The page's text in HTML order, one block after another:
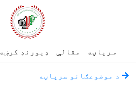
سرپاڼه مقالې ډیورنډ کرښه
د موضوعګانو سرپاڼه